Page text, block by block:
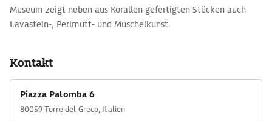
Museum zeigt neben aus Korallen gefertigten Stücken auch
Lavastein-, Perlmutt- und Muschelkunst.
Kontakt
Piazza Palomba 6
80059 Torre del Greco, Italien